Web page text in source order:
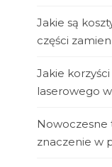
Jakie są
części
Jakie
laserowego
znaczenie w